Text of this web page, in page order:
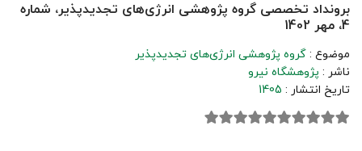
برونداد تخصصی گروه پژوهشی انرژی‌های تجدیدپذیر، شماره
4، مهر 1402
موضوع : گروه پژوهشی انرژی‌های تجدیدپذیر
ناشر : پژوهشگاه نیرو
تاریخ انتشار : 1405